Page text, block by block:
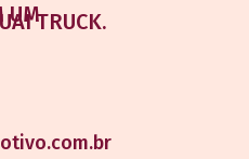
UMTRUCK.